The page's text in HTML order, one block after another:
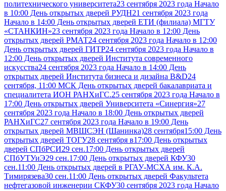
политехнического университета23 сентября 2023 года Начало
в 10:00 День открытых дверей РУДН21 сентября 2023 года
Начало в 14:00 День открытых дверей ЕТИ (филиала) МГТУ
«СТАНКИН»23 сентября 2023 года Начало в 12:00 День
открытых дверей РМАТ24 сентября 2023 года Начало в 12:00
День открытых дверей ГИТР24 сентября 2023 года Начало в
12:00 День открытых дверей Института современного
искусства24 сентября 2023 года Начало в 14:00 День
открытых дверей Института бизнеса и дизайна B&D24
сентября, 11:00 МСК День открытых дверей бакалавриата и
специалитета ИОН РАНХиГС.25 сентября 2023 года Начало в
17:00 День открытых дверей Университета «Синергия»27
сентября 2023 года Начало в 18:00 День открытых дверей
РАНХиГС27 сентября 2023 года Начало в 19:00 День
открытых дверей МВШСЭН (Шанинка)28 сентября15:00 День
открытых дверей ТОГУ28 сентября в17:00 День открытых
дверей СПбРСИ29 сен.17:00 День открытых дверей
СПбУТУиЭ29 сен.17:00 День открытых дверей КФУ30
сен.11:00 День открытых дверей в РГАУ-МСХА им. К.А.
Тимирязева30 сен.11:00 День открытых дверей Факультета
нефтегазовой инженерии СКФУ30 сентября 2023 года Начало